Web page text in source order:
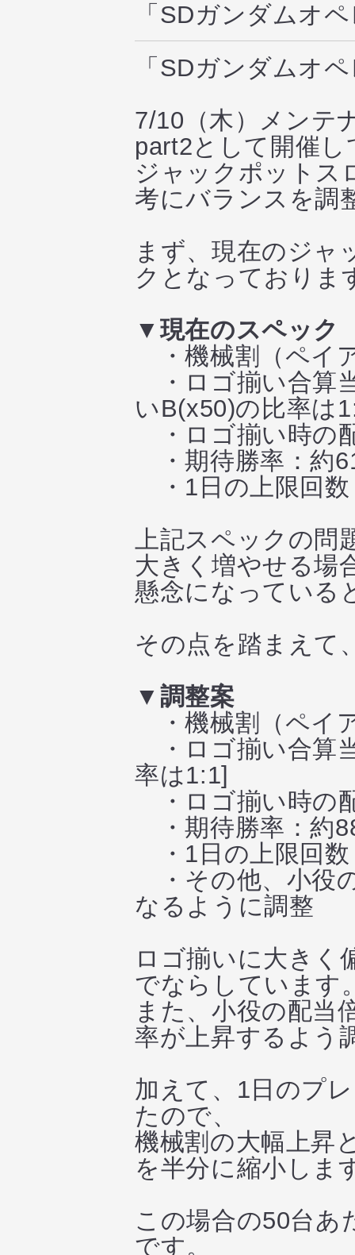
「SDガンダムオ
「SDガンダムオ
7/10（木）メンテ
part2として開催し
ジャックポットス
考にバランスを調
まず、現在のジャ
クとなっておりま
▼現在のスペック
・機械割（ペイ
・ロゴ揃い合算
いB(x50)の比率は
・ロゴ揃い時の
・期待勝率：約
・1日の上限回数
上記スペックの問
大きく増やせる場
懸念になっている
その点を踏まえて
▼調整案
・機械割（ペイ
・ロゴ揃い合算
率は1:1]
・ロゴ揃い時の
・期待勝率：約
・1日の上限回数
・その他、小役
なるように調整
ロゴ揃いに大きく
でならしています
また、小役の配当
率が上昇するよう
加えて、1日のプ
たので、
機械割の大幅上昇
を半分に縮小しま
この場合の50台あ
です。